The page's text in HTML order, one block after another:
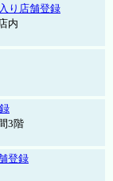
り店舗登録
内
3階
登録